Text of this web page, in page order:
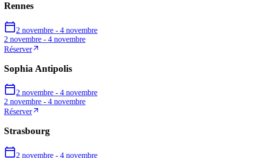
Rennes
2 novembre - 4 novembre
2 novembre - 4 novembre
Réserver
Sophia Antipolis
2 novembre - 4 novembre
2 novembre - 4 novembre
Réserver
Strasbourg
2 novembre - 4 novembre